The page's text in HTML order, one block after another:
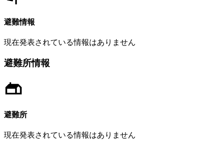
避難情報
現在発表されている情報はありません
避難所情報
避難所
現在発表されている情報はありません